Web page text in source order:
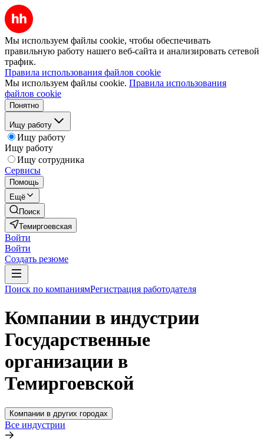
Мы используем файлы cookie, чтобы обеспечивать
правильную работу нашего веб-сайта и анализировать сетевой
трафик.
Правила использования файлов cookie
Мы используем файлы cookie. Правила использования
файлов cookie
Понятно
Ищу работу
Ищу работу
Ищу работу
Ищу сотрудника
Сервисы
Помощь
Ещё
Поиск
Темиргоевская
Войти
Войти
Создать резюме
Поиск по компаниямРегистрация работодателя
Компании в индустрии
Государственные
организации в
Темиргоевской
Компании в других городах
Все индустрии